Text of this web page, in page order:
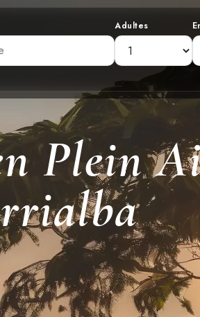
Adultes
Plein